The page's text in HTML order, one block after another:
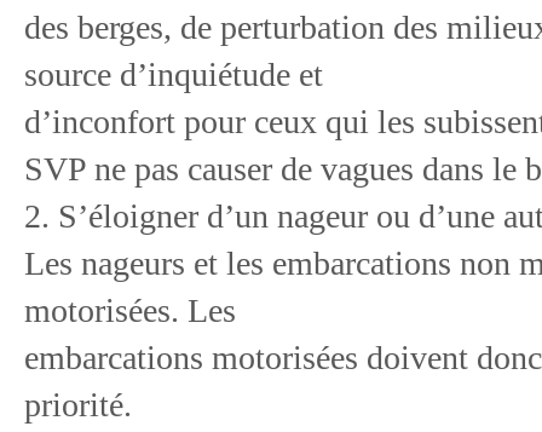
des berges, de perturbation des
source d’inquiétude et
d’inconfort pour ceux qui les
SVP ne pas causer de vagues dans
2. S’éloigner d’un nageur ou d’une
Les nageurs et les embarcations non
motorisées. Les
embarcations motorisées doivent
priorité.